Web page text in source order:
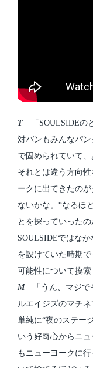
T 「SOULSIDEの
対バンもみんなパ
で固められていて
それとは違う方向
ークに出てきたの
ないかな。“なるほ
とを探っていった
SOULSIDEではな
を設けていた時期
可能性について摸索
M「うん、マジで
ルエイジズのマチ
単純に“夜のステー
いう好奇心からニ
もニューヨークに